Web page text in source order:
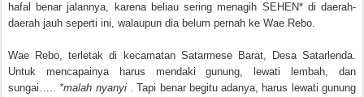
hafal benar jalannya, karena beliau sering menagih SEHEN* di daerah-
daerah jauh seperti ini, walaupun dia belum pernah ke Wae Rebo.
Wae Rebo, terletak di kecamatan Satarmese Barat, Desa Satarlenda.
Untuk mencapainya harus mendaki gunung, lewati lembah, dan
sungai….. *malah nyanyi . Tapi benar begitu adanya, harus lewati gunung